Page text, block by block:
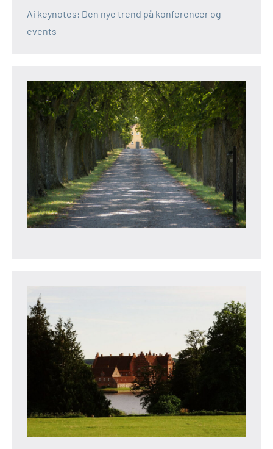
Ai keynotes: Den nye trend på konferencer og
events